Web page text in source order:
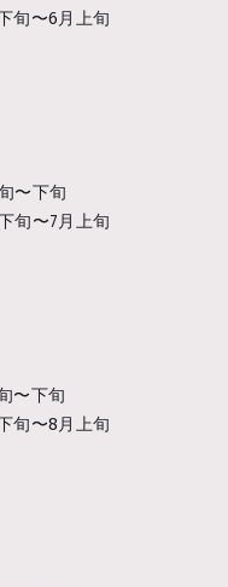
旬〜6月上旬
〜下旬
旬〜7月上旬
〜下旬
旬〜8月上旬